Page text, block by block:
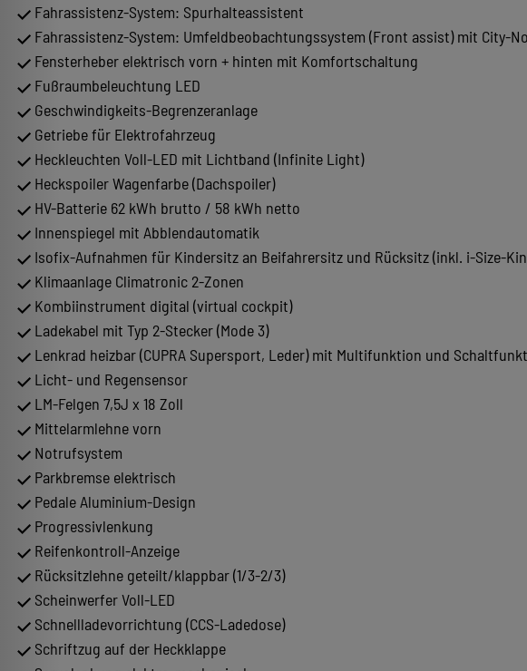
Fahrassistenz-System: Spurhalteassistent
Fahrassistenz-System: Umfeldbeobachtungssystem (Front assist) mit City-
Fensterheber elektrisch vorn + hinten mit Komfortschaltung
Fußraumbeleuchtung LED
Geschwindigkeits-Begrenzeranlage
Getriebe für Elektrofahrzeug
Heckleuchten Voll-LED mit Lichtband (Infinite Light)
Heckspoiler Wagenfarbe (Dachspoiler)
HV-Batterie 62 kWh brutto / 58 kWh netto
Innenspiegel mit Abblendautomatik
Isofix-Aufnahmen für Kindersitz an Beifahrersitz und Rücksitz (inkl. i-Size-
Klimaanlage Climatronic 2-Zonen
Kombiinstrument digital (virtual cockpit)
Ladekabel mit Typ 2-Stecker (Mode 3)
Lenkrad heizbar (CUPRA Supersport, Leder) mit Multifunktion und
Licht- und Regensensor
LM-Felgen 7,5J x 18 Zoll
Mittelarmlehne vorn
Notrufsystem
Parkbremse elektrisch
Pedale Aluminium-Design
Progressivlenkung
Reifenkontroll-Anzeige
Rücksitzlehne geteilt/klappbar (1/3-2/3)
Scheinwerfer Voll-LED
Schnellladevorrichtung (CCS-Ladedose)
Schriftzug auf der Heckklappe